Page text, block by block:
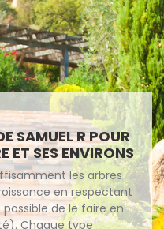
SAMUEL R POUR
ET SES ENVIRONS
les arbres
en respectant
de le faire en
Chaque type